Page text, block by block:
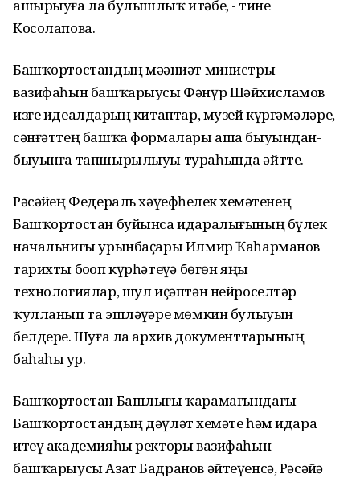
ашырыуға ла булышлыҡ итәбеҙ, - тине
Косолапова.
Башҡортостандың мәҙәниәт министры
вазифаһын башҡарыусы Фәнүр Шәйхисламов
изге идеалдарҙың китаптар, музей күргәҙмәләре,
сәнғәттең башҡа формалары аша быуындан-
быуынға тапшырылыуы тураһында әйтте.
Рәсәйҙең Федераль хәүефһеҙлек хеҙмәтенең
Башҡортостан буйынса идаралығының бүлек
начальнигы урынбаҫары Илмир Ҡаһарманов
тарихты боҙоп күрһәтеүҙә бөгөн яңы
технологиялар, шул иҫәптән нейроселтәр
ҡулланып та эшләүҙәре мөмкин булыуын
белдерҙе. Шуға ла архив документтарының
баһаһы ҙур.
Башҡортостан Башлығы ҡарамағындағы
Башҡортостандың дәүләт хеҙмәте һәм идара
итеү академияһы ректоры вазифаһын
башҡарыусы Азат Бадранов әйтеүенсә, Рәсәйҙә